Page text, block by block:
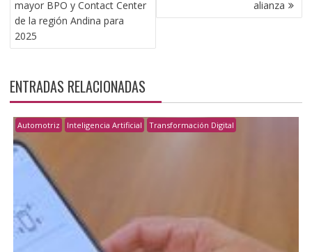
mayor BPO y Contact Center
de la región Andina para
2025
alianza
ENTRADAS RELACIONADAS
Automotriz Inteligencia Artificial Transformación Digital